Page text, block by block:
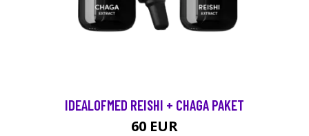
IDEALOFMED REISHI + CHAGA PAKET
60 EUR